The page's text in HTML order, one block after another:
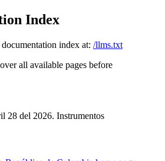
Index
index at: /llms.txt
all available pages before
28 del 2026. Instrumentos